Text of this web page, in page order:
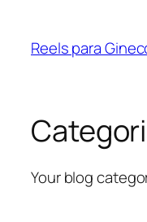
Reels para
Your blog